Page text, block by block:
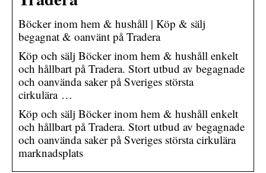
Böcker inom hem & hushåll | Köp & sälj
begagnat & oanvänt på Tradera
Köp och sälj Böcker inom hem & hushåll enkelt
och hållbart på Tradera. Stort utbud av begagnade
och oanvända saker på Sveriges största
cirkulära …
Köp och sälj Böcker inom hem & hushåll enkelt
och hållbart på Tradera. Stort utbud av begagnade
och oanvända saker på Sveriges största cirkulära
marknadsplats